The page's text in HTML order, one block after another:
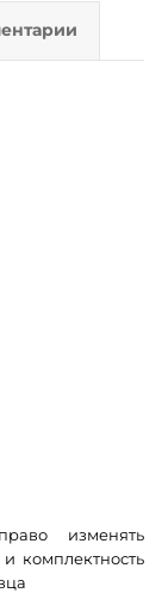
изменять
комплектность